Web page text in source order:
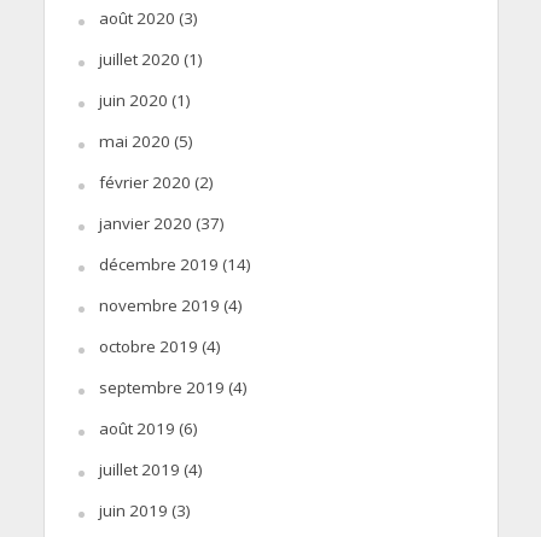
août 2020 (3)
juillet 2020 (1)
juin 2020 (1)
mai 2020 (5)
février 2020 (2)
janvier 2020 (37)
décembre 2019 (14)
novembre 2019 (4)
octobre 2019 (4)
septembre 2019 (4)
août 2019 (6)
juillet 2019 (4)
juin 2019 (3)